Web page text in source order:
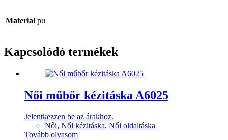
Material pu
Kapcsolódó termékek
Női műbőr kézitáska A6025
Jelentkezzen be az árakhoz.
Női, Női kézitáska, Női oldaltáska
Tovább olvasom